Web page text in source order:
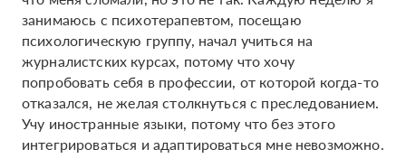
занимаюсь с психотерапевтом, посещаю
психологическую группу, начал учиться на
журналистских курсах, потому что хочу
попробовать себя в профессии, от которой когда-то
отказался, не желая столкнуться с преследованием.
Учу иностранные языки, потому что без этого
интегрироваться и адаптироваться мне невозможно.